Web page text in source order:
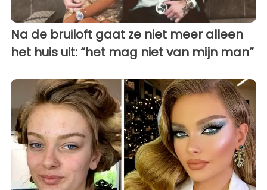
Na de bruiloft gaat ze niet meer alleen
het huis uit: “het mag niet van mijn man”